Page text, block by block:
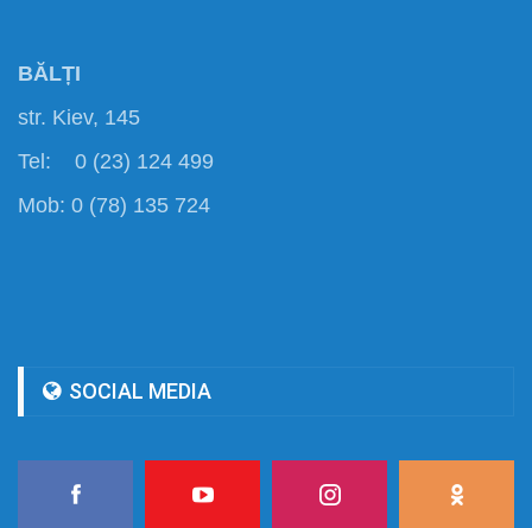
BĂLȚI
str. Kiev, 145
Tel: 0 (23) 124 499
Mob: 0 (78) 135 724
SOCIAL MEDIA